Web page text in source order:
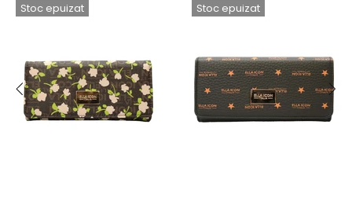
Stoc epuizat
Stoc epuizat